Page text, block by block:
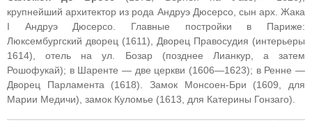
крупнейший архитектор из рода Андруэ Дюсерсо, сын арх. Жака
I Андруэ Дюсерсо. Главные постройки в Париже:
Люксембургский дворец (1611), Дворец Правосудия (интерьеры
1614), отель на ул. Бозар (позднее Лианкур, а затем
Рошофукай); в Шаренте — две церкви (1606—1623); в Ренне —
Дворец Парламента (1618). Замок Монсоен-Бри (1609, для
Марии Медичи), замок Куломье (1613, для Катерины Гонзаго).